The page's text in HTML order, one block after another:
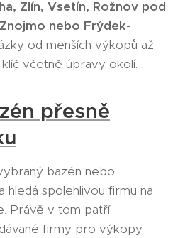
Zlín, Vsetín, Rožnov pod
nebo Frýdek-
od menších výkopů až
včetně úpravy okolí.
přesně
bazén nebo
hledá spolehlivou firmu na
Právě v tom patří
firmy pro výkopy